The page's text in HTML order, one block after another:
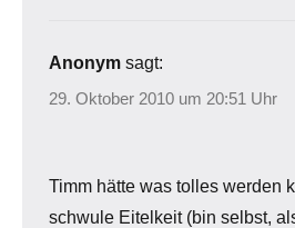
Anonym sagt:
29. Oktober 2010 um 20:51 Uhr
Timm hätte was tolles werden
schwule Eitelkeit (bin selbst,